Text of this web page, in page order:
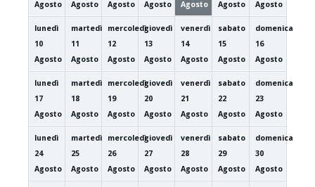
Agosto
Agosto
Agosto
Agosto
Agosto
Agosto
Agosto
lunedì
10
Agosto
martedì
11
Agosto
mercoledì
12
Agosto
giovedì
13
Agosto
venerdì
14
Agosto
sabato
15
Agosto
domenica
16
Agosto
lunedì
17
Agosto
martedì
18
Agosto
mercoledì
19
Agosto
giovedì
20
Agosto
venerdì
21
Agosto
sabato
22
Agosto
domenica
23
Agosto
lunedì
24
Agosto
martedì
25
Agosto
mercoledì
26
Agosto
giovedì
27
Agosto
venerdì
28
Agosto
sabato
29
Agosto
domenica
30
Agosto